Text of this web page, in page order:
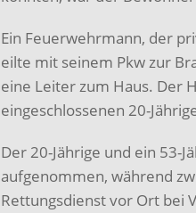
Ein Feuerwehrmann, der
eilte mit seinem Pkw zur
eine Leiter zum Haus. Der
eingeschlossenen 20-
Der 20-Jährige und ein 53-
aufgenommen, während
Rettungsdienst vor Ort bei